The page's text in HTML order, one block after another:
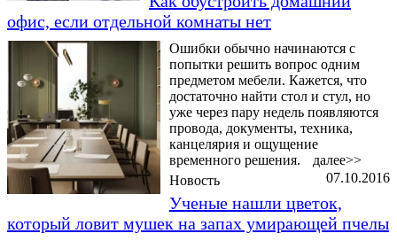
офис, если отдельной комнаты нет
Ошибки обычно начинаются с
попытки решить вопрос одним
предметом мебели. Кажется, что
достаточно найти стол и стул, но
уже через пару недель появляются
провода, документы, техника,
канцелярия и ощущение
временного решения.
далее>>
07.10.2016
Новость
Ученые нашли цветок,
который ловит мушек на запах умирающей пчелы